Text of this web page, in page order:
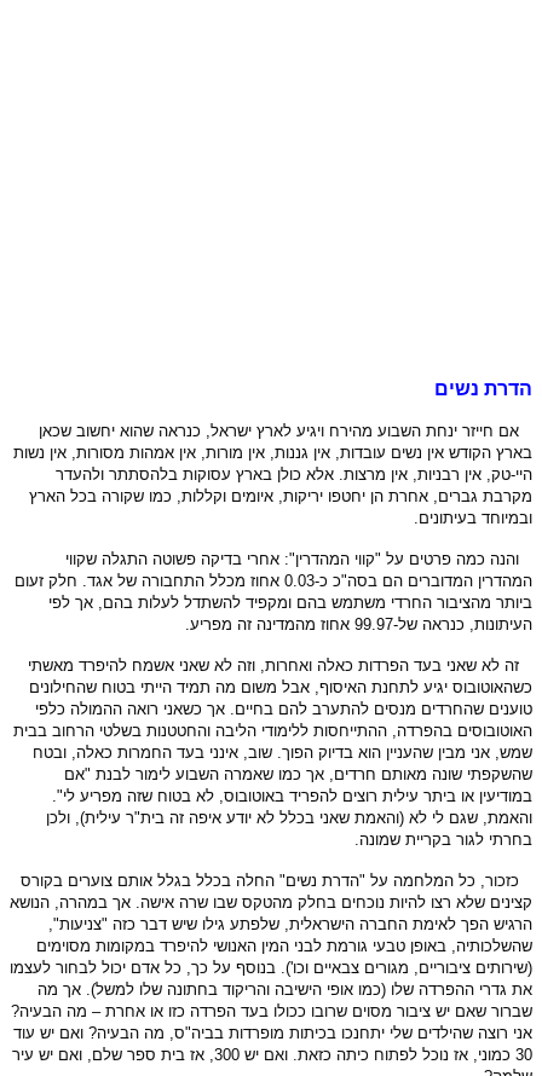
הדרת נשים
אם חייזר ינחת השבוע מהירח ויגיע לארץ ישראל, כנראה שהוא יחשוב שכאן
בארץ הקודש אין נשים עובדות, אין גננות, אין מורות, אין אמהות מסורות, אין נשות
היי-טק, אין רבניות, אין מרצות. אלא כולן בארץ עסוקות בלהסתתר ולהעדר
מקרבת גברים, אחרת הן יחטפו יריקות, איומים וקללות, כמו שקורה בכל הארץ
ובמיוחד בעיתונים.
והנה כמה פרטים על "קווי המהדרין": אחרי בדיקה פשוטה התגלה שקווי
המהדרין המדוברים הם בסה"כ כ-0.03 אחוז מכלל התחבורה של אגד. חלק זעום
ביותר מהציבור החרדי משתמש בהם ומקפיד להשתדל לעלות בהם, אך לפי
העיתונות, כנראה של-99.97 אחוז מהמדינה זה מפריע.
זה לא שאני בעד הפרדות כאלה ואחרות, וזה לא שאני אשמח להיפרד מאשתי
כשהאוטובוס יגיע לתחנת האיסוף, אבל משום מה תמיד הייתי בטוח שהחילונים
טוענים שהחרדים מנסים להתערב להם בחיים. אך כשאני רואה ההמולה כלפי
האוטובוסים בהפרדה, ההתייחסות ללימודי הליבה והחטטנות בשלטי הרחוב בבית
שמש, אני מבין שהעניין הוא בדיוק הפוך. שוב, אינני בעד החמרות כאלה, ובטח
שהשקפתי שונה מאותם חרדים, אך כמו שאמרה השבוע לימור לבנת "אם
במודיעין או ביתר עילית רוצים להפריד באוטובוס, לא בטוח שזה מפריע לי"
.
והאמת, שגם לי לא (והאמת שאני בכלל לא יודע איפה זה בית"ר עילית), ולכן
בחרתי לגור בקריית שמונה.
כזכור, כל המלחמה על "הדרת נשים" החלה בכלל בגלל אותם צוערים בקורס
קצינים שלא רצו להיות נוכחים בחלק מהטקס שבו שרה אישה. אך במהרה, הנושא
הרגיש הפך לאימת החברה הישראלית, שלפתע גילו שיש דבר כזה "צניעות",
שהשלכותיה, באופן טבעי גורמת לבני המין האנושי להיפרד במקומות מסוימים
(שירותים ציבוריים, מגורים צבאיים וכו'). בנוסף על כך, כל אדם יכול לבחור לעצמו
את גדרי ההפרדה שלו (כמו אופי הישיבה והריקוד בחתונה שלו למשל). אך מה
שברור שאם יש ציבור מסוים שרובו ככולו בעד הפרדה כזו או אחרת – מה הבעיה?
אני רוצה שהילדים שלי יתחנכו בכיתות מופרדות בביה"ס, מה הבעיה? ואם יש עוד
30 כמוני, אז נוכל לפתוח כיתה כזאת. ואם יש 300, אז בית ספר שלם, ואם יש עיר